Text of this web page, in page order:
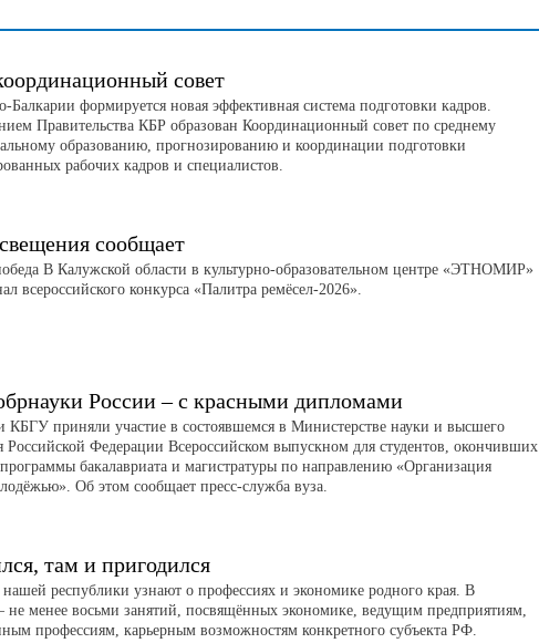
совет
Балкарии формируется новая эффективная система подготовки кадров.
Правительства КБР образован Координационный совет по среднему
образованию, прогнозированию и координации подготовки
рабочих кадров и специалистов.
сообщает
В Калужской области в культурно-образовательном центре «ЭТНОМИР»
всероссийского конкурса «Палитра ремёсел-2026».
России – с красными дипломами
КБГУ приняли участие в состоявшемся в Министерстве науки и высшего
Российской Федерации Всероссийском выпускном для студентов, окончивших
бакалавриата и магистратуры по направлению «Организация
Об этом сообщает пресс-служба вуза.
там и пригодился
республики узнают о профессиях и экономике родного края. В
не менее восьми занятий, посвящённых экономике, ведущим предприятиям,
профессиям, карьерным возможностям конкретного субъекта РФ.